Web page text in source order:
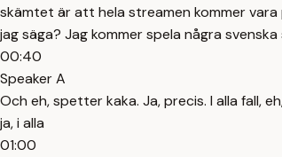
skämtet är att hela streamen kommer
jag säga? Jag kommer spela några svenska
00:40
Speaker A
Och eh, spetter kaka. Ja, precis. I alla fall,
ja, i alla
01:00